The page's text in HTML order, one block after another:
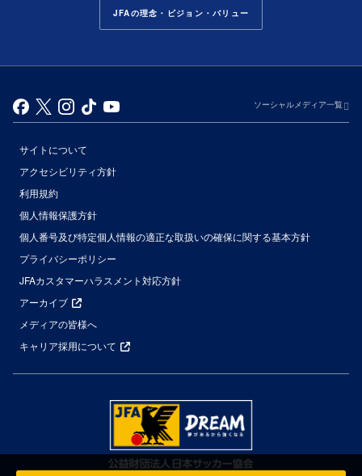
JFAの理念・ビジョン・バリュー
ソーシャルメディア一覧
サイトについて
アクセシビリティ方針
利用規約
個人情報保護方針
個人番号及び特定個人情報の適正な取扱いの確保に関する基本方針
プライバシーポリシー
JFAカスタマーハラスメント対応方針
アーカイブ
メディアの皆様へ
キャリア採用について